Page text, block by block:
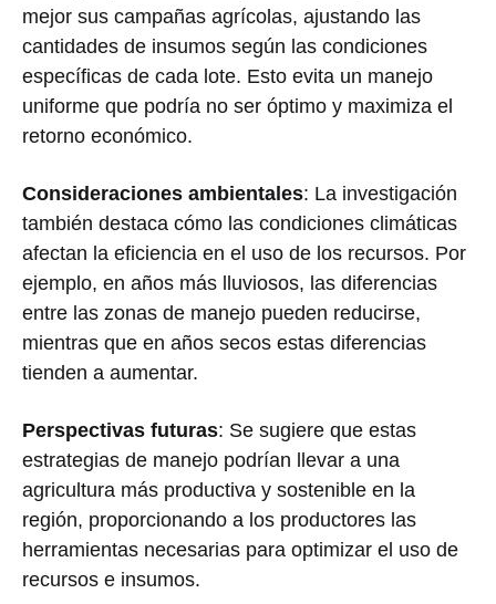
mejor sus campañas agrícolas, ajustando las
cantidades de insumos según las condiciones
específicas de cada lote. Esto evita un manejo
uniforme que podría no ser óptimo y maximiza el
retorno económico.
Consideraciones ambientales: La investigación
también destaca cómo las condiciones climáticas
afectan la eficiencia en el uso de los recursos. Por
ejemplo, en años más lluviosos, las diferencias
entre las zonas de manejo pueden reducirse,
mientras que en años secos estas diferencias
tienden a aumentar.
Perspectivas futuras: Se sugiere que estas
estrategias de manejo podrían llevar a una
agricultura más productiva y sostenible en la
región, proporcionando a los productores las
herramientas necesarias para optimizar el uso de
recursos e insumos.